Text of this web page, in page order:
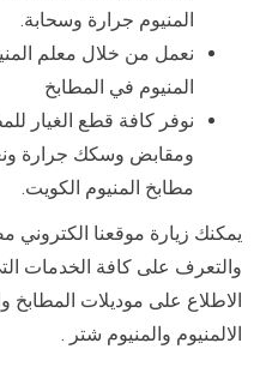
المنيوم جرارة وسحابة.
نعمل من خلال معلم
المنيوم في المطابخ
نوفر كافة قطع الغيار
ومقابض وسكك جرارة
مطابخ المنيوم الكويت.
يمكنك زيارة موقعنا الكتروني
والتعرف على كافة الخدمات
الاطلاع على موديلات المطابخ
الالمنيوم والمنيوم شتر .